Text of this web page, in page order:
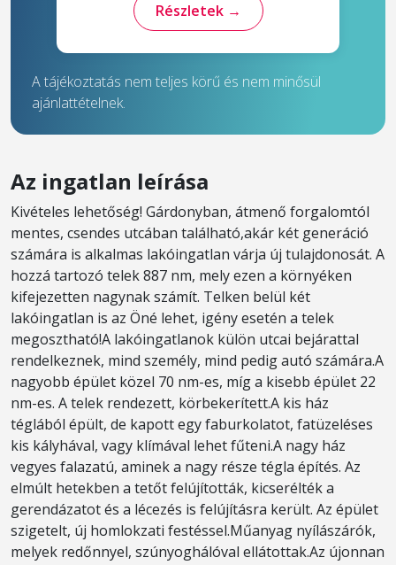
Részletek →
A tájékoztatás nem teljes körű és nem minősül
ajánlattételnek.
Az ingatlan leírása
Kivételes lehetőség! Gárdonyban, átmenő forgalomtól
mentes, csendes utcában található,akár két generáció
számára is alkalmas lakóingatlan várja új tulajdonosát. A
hozzá tartozó telek 887 nm, mely ezen a környéken
kifejezetten nagynak számít. Telken belül két
lakóingatlan is az Öné lehet, igény esetén a telek
megosztható!A lakóingatlanok külön utcai bejárattal
rendelkeznek, mind személy, mind pedig autó számára.A
nagyobb épület közel 70 nm-es, míg a kisebb épület 22
nm-es. A telek rendezett, körbekerített.A kis ház
téglából épült, de kapott egy faburkolatot, fatüzeléses
kis kályhával, vagy klímával lehet fűteni.A nagy ház
vegyes falazatú, aminek a nagy része tégla építés. Az
elmúlt hetekben a tetőt felújították, kicserélték a
gerendázatot és a lécezés is felújításra került. Az épület
szigetelt, új homlokzati festéssel.Műanyag nyílászárók,
melyek redőnnyel, szúnyoghálóval ellátottak.Az újonnan